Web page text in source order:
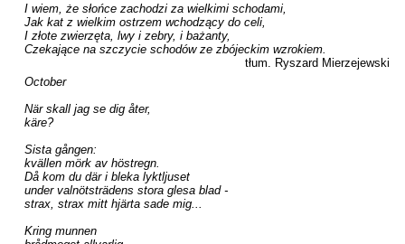
I wiem, że słońce zachodzi za wielkimi schodami,
Jak kat z wielkim ostrzem wchodzący do celi,
I złote zwierzęta, lwy i zebry, i bażanty,
Czekające na szczycie schodów ze zbójeckim wzrokiem.
tłum. Ryszard Mierzejewski
October
När skall jag se dig åter,
käre?
Sista gången:
kvällen mörk av höstregn.
Då kom du där i bleka lyktljuset
under valnötsträdens stora glesa blad -
strax, strax mitt hjärta sade mig...
Kring munnen